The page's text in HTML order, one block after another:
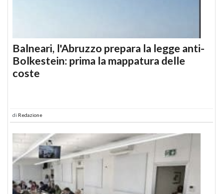
Balneari, l'Abruzzo prepara la legge anti-
Bolkestein: prima la mappatura delle
coste
di Redazione